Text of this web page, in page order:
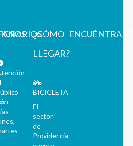
¿CÓMO
LLEGAR?
BICICLETA
El
sector
de
Providencia